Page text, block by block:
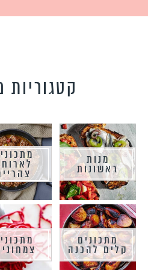
קטגוריות
מנות
ראשונות
מתכונים
קלים להכנה